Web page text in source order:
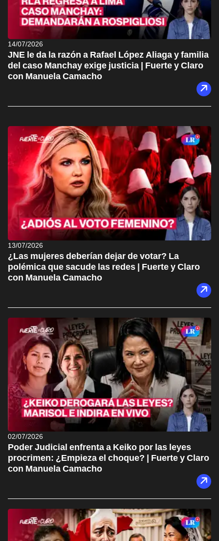
14/07/2026
JNE le da la razón a Rafael López Aliaga y familia
del caso Manchay exige justicia | Fuerte y Claro
con Manuela Camacho
13/07/2026
¿Las mujeres deberían dejar de votar? La
polémica que sacude las redes | Fuerte y Claro
con Manuela Camacho
02/07/2026
Poder Judicial enfrenta a Keiko por las leyes
procrimen: ¿Empieza el choque? | Fuerte y Claro
con Manuela Camacho